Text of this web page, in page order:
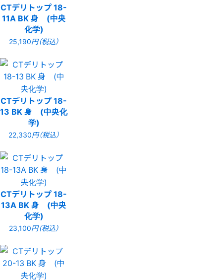
CTデリトップ 18-
11A BK 身 (中央
化学)
25,190円（税込）
CTデリトップ 18-
13 BK 身 (中央化
学)
22,330円（税込）
CTデリトップ 18-
13A BK 身 (中央
化学)
23,100円（税込）